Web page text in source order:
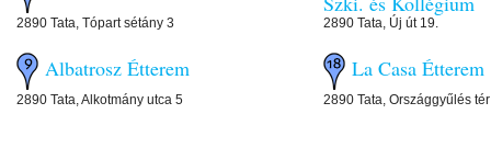
2890 Tata, Tópart sétány 3
Albatrosz Étterem
2890 Tata, Alkotmány utca 5
2890 Tata, Új út 19.
La Casa Étterem
2890 Tata, Országgyűlés